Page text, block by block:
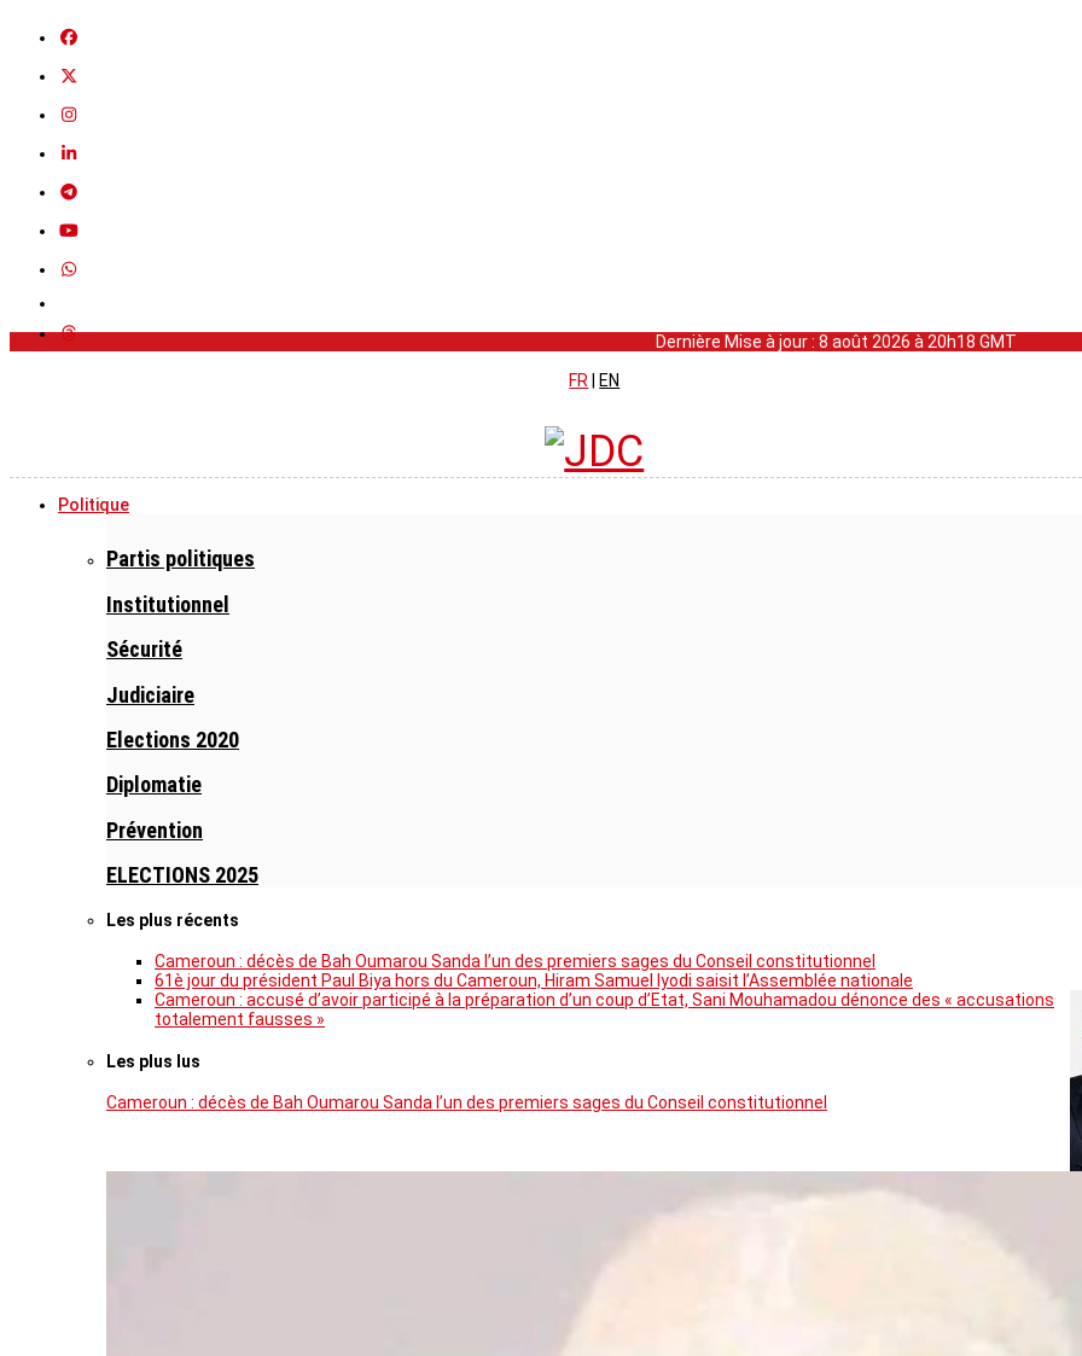
Dernière Mise à jour : 8 août 2026 à 20h18 GMT
FR
EN
Politique
Partis politiques
Institutionnel
Sécurité
Judiciaire
Elections 2020
Diplomatie
Prévention
ELECTIONS 2025
Les plus récents
Cameroun : décès de Bah Oumarou Sanda l’un des premiers sages du Conseil constitutionnel
61è jour du président Paul Biya hors du Cameroun, Hiram Samuel Iyodi saisit l’Assemblée nationale
Cameroun : accusé d’avoir participé à la préparation d’un coup d’Etat, Sani Mouhamadou dénonce des « accusations
totalement fausses »
Les plus lus
Cameroun : décès de Bah Oumarou Sanda l’un des premiers sages du Conseil constitutionnel